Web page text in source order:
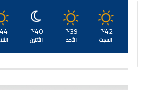
42
℃
السبت
39
℃
الأحد
40
℃
الأثنين
44